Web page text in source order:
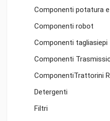
Componenti potatura
Componenti robot
Componenti tagliasiepi
Componenti
ComponentiTrattorini
Detergenti
Filtri